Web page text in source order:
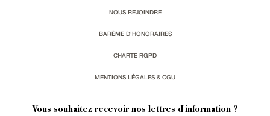
NOUS REJOINDRE
BARÈME D'HONORAIRES
CHARTE RGPD
MENTIONS LÉGALES & CGU
Vous souhaitez recevoir nos lettres d'information ?